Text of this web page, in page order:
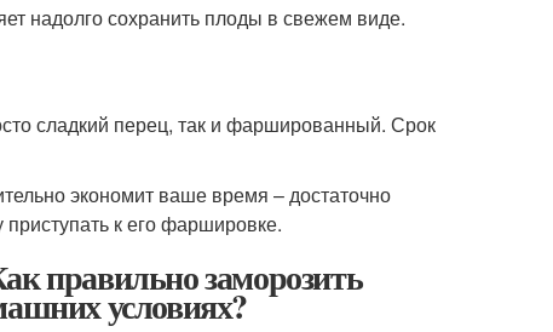
надолго сохранить плоды в свежем виде.
сладкий перец, так и фаршированный. Срок
экономит ваше время – достаточно
к его фаршировке.
правильно заморозить
условиях?